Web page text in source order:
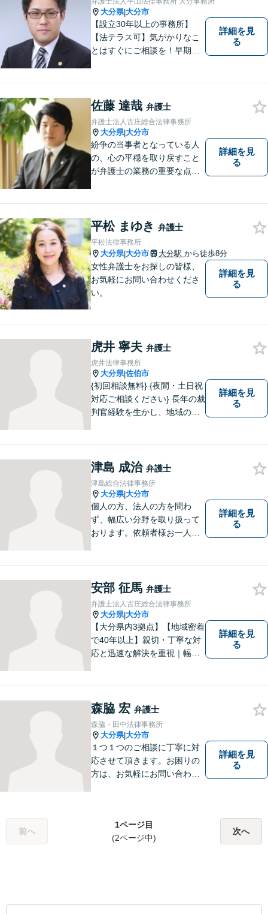
問題解決をサポートいたしま
す。
大分県|大分市
【設立30年以上の事務所】
【法テラス可】気がかりなこ
とはすぐにご相談を！早期対
など幅広い問題に柔軟に対応
いたします。【駐車場あり】
詳細を見
る
佐藤 達哉 弁護士
弁護士法人古庄総合法律事務所
大分県|大分市
紛争の当事者となっている人
の、心の平穏を取り戻すこと
が弁護士の業務の重要な点と
詳細を見
る
平松 まゆき 弁護士
平松法律事務所
大分県|大分市 大分駅 から徒歩8分
女性弁護士をお探しの皆様、
お気軽にお問い合わせくださ
い。
詳細を見
る
虎井 寧夫 弁護士
虎井法律事務所
大分県|佐伯市
{初回相談無料} {夜間・土日祝
対応ご相談ください} 長年の裁
判官経験を生かし、地域の皆
詳細を見
る
津島 成治 弁護士
津島総合法律事務所
大分県|大分市
個人の方、法人の方を問わ
ず、幅広い分野を取り扱って
おります。依頼者様お一人お
題でお困りの方はぜひご相談
ください。
詳細を見
る
安部 征馬 弁護士
弁護士法人古庄総合法律事務所
大分県|大分市
【大分県内3拠点】【地域密着
で40年以上】親切・丁寧な対
応と迅速な解決を重視｜幅広
【別府・杵築にも拠点】
詳細を見
る
森脇 宏 弁護士
森脇・田中法律事務所
大分県|大分市
１つ１つのご相談に丁寧に対
応させて頂きます。お困りの
方は、お気軽にお問い合わせ
詳細を見
る
前へ
1ページ目
(2ページ中)
次へ